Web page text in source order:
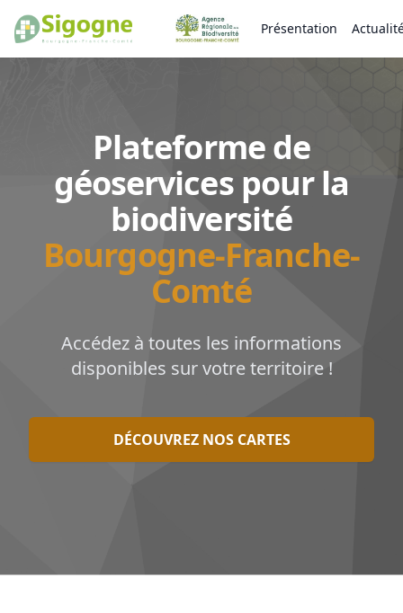
Présentation
Plateforme de
géoservices pour la
biodiversité
Bourgogne-Franche-
Comté
Accédez à toutes les informations
disponibles sur votre territoire !
DÉCOUVREZ NOS CARTES